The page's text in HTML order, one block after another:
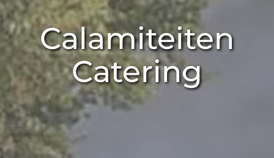
Calamiteiten
Catering